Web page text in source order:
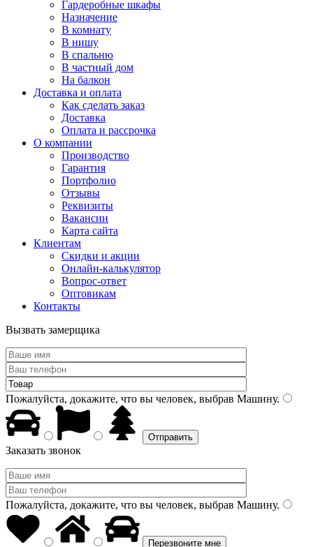
Гардеробные шкафы
Назначение
В комнату
В нишу
В спальню
В частный дом
На балкон
Доставка и оплата
Как сделать заказ
Доставка
Оплата и рассрочка
О компании
Производство
Гарантия
Портфолио
Отзывы
Реквизиты
Вакансии
Карта сайта
Клиентам
Скидки и акции
Онлайн-калькулятор
Вопрос-ответ
Оптовикам
Контакты
Вызвать замерщика
Пожалуйста, докажите, что вы человек, выбрав Машину.
Заказать звонок
Пожалуйста, докажите, что вы человек, выбрав Машину.